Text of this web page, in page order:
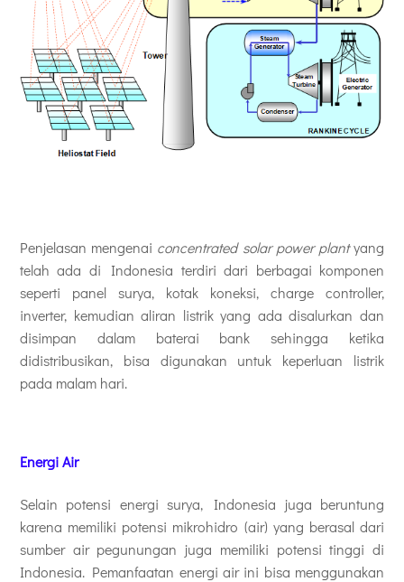
Penjelasan mengenai concentrated solar power plantyang
telah ada di Indonesia terdiri dari berbagai komponen
seperti panel surya, kotak koneksi, charge controller,
inverter, kemudian aliran listrik yang ada disalurkan dan
disimpan dalam baterai bank sehingga ketika
didistribusikan, bisa digunakan untuk keperluan listrik
pada malam hari.
Energi Air
Selain potensi energi surya, Indonesia juga beruntung
karena memiliki potensi mikrohidro (air) yang berasal dari
sumber air pegunungan juga memiliki potensi tinggi di
Indonesia. Pemanfaatan energi air ini bisa menggunakan